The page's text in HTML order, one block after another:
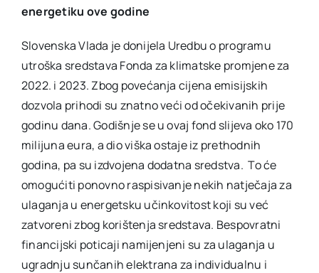
energetiku ove godine
Slovenska Vlada je donijela Uredbu o programu
utroška sredstava Fonda za klimatske promjene za
2022. i 2023. Zbog povećanja cijena emisijskih
dozvola prihodi su znatno veći od očekivanih prije
godinu dana. Godišnje se u ovaj fond slijeva oko 170
milijuna eura, a dio viška ostaje iz prethodnih
godina, pa su izdvojena dodatna sredstva. To će
omogućiti ponovno raspisivanje nekih natječaja za
ulaganja u energetsku učinkovitost koji su već
zatvoreni zbog korištenja sredstava. Bespovratni
financijski poticaji namijenjeni su za ulaganja u
ugradnju sunčanih elektrana za individualnu i